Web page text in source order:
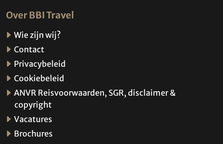
Over BBI Travel
Wie zijn wij?
Contact
Privacybeleid
Cookiebeleid
ANVR Reisvoorwaarden, SGR, disclaimer &
copyright
Vacatures
Brochures